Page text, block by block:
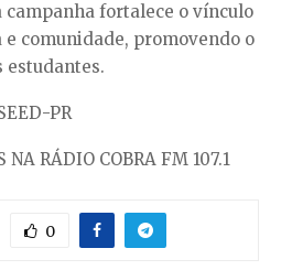
fortalece o vínculo
comunidade, promovendo o
estudantes.
PR
NA RÁDIO COBRA FM 107.1
0